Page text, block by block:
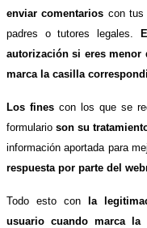
enviar comentarios con tus
padres o tutores legales.
autorización si eres menor
marca la casilla
Los finescon los que se
formularioson su
información aportada para
respuesta por parte del
Todo esto con
la
usuario cuando marca